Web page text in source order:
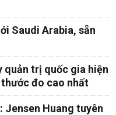
Saudi Arabia, sẵn
quản trị quốc gia hiện
đo cao nhất
Jensen Huang tuyên